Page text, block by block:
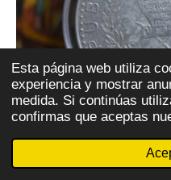
Esta página web utiliza
experiencia y mostrar
medida. Si continúas
confirmas que aceptas